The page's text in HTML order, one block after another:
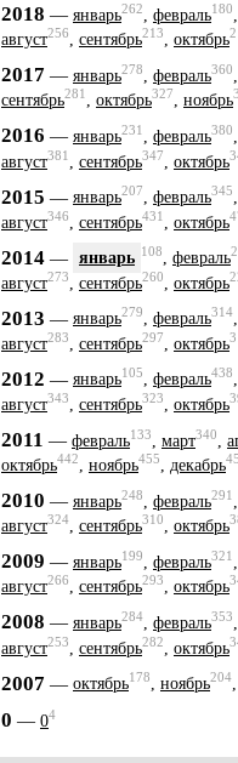
2018 — январь262 февраль180
август256, сентябрь213, октябрь
2017 — январь278 февраль360
сентябрь281, октябрь327, ноябрь
2016 — январь231 февраль380
август381 сентябрь347 октябрь
2015 — январь207, февраль345
август346 сентябрь431 октябрь
2014 — январь 108, февраль
август273 сентябрь260 октябрь
2013 — январь279, февраль314
август283 сентябрь297 октябрь
2012 — январь105, февраль438
август343, сентябрь323, октябрь
2011 — февраль133 март340
октябрь442, ноябрь455, декабрь
2010 — январь248 февраль291
август324, сентябрь310, октябрь
2009 — январь199 февраль321
август266, сентябрь293, октябрь
2008 — январь284 февраль353
август253 сентябрь282 октябрь
2007 — октябрь178, ноябрь204
0 — 04